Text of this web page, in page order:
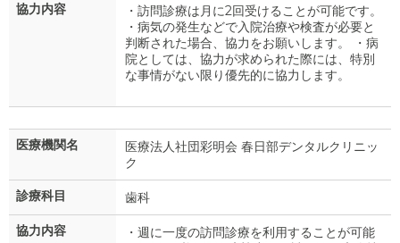
協力内容
・訪問診療は月に2回受けることが可能です。
・病気の発生などで入院治療や検査が必要と
判断された場合、協力をお願いします。 ・病
院としては、協力が求められた際には、特別
な事情がない限り優先的に協力します。
医療機関名
医療法人社団彩明会 春日部デンタルクリニッ
ク
診療科目 歯科
協力内容
・週に一度の訪問診療を利用することが可能